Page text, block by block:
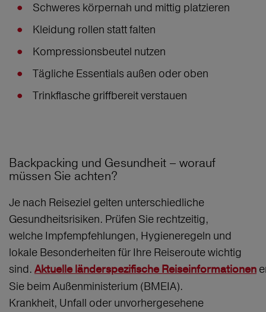
Schweres körpernah und mittig platzieren
Kleidung rollen statt falten
Kompressionsbeutel nutzen
Tägliche Essentials außen oder oben
Trinkflasche griffbereit verstauen
Backpacking und Gesundheit – worauf
müssen Sie achten?
Je nach Reiseziel gelten unterschiedliche
Gesundheitsrisiken. Prüfen Sie rechtzeitig,
welche Impfempfehlungen, Hygieneregeln und
lokale Besonderheiten für Ihre Reiseroute wichtig
sind. Aktuelle länderspezifische Reiseinformationen
Sie beim Außenministerium (BMEIA).
Krankheit, Unfall oder unvorhergesehene